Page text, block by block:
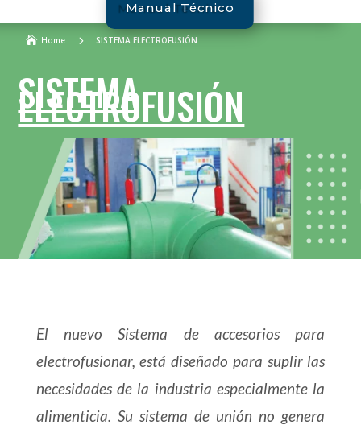
Manual Técnico
 Home 5 SISTEMA ELECTROFUSIÓN
SISTEMA
ELECTROFUSIÓN
El nuevo Sistema de accesorios para
electrofusionar, está diseñado para suplir las
necesidades de la industria especialmente la
alimenticia. Su sistema de unión no genera